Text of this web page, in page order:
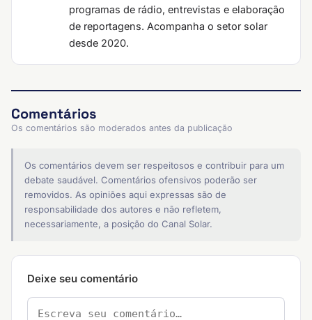
programas de rádio, entrevistas e elaboração
de reportagens. Acompanha o setor solar
desde 2020.
Comentários
Os comentários são moderados antes da publicação
Os comentários devem ser respeitosos e contribuir para um
debate saudável. Comentários ofensivos poderão ser
removidos. As opiniões aqui expressas são de
responsabilidade dos autores e não refletem,
necessariamente, a posição do Canal Solar.
Deixe seu comentário